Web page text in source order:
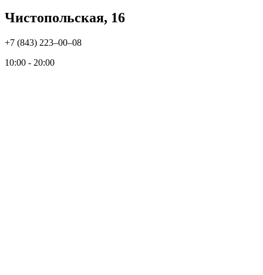
Чистопольская, 16
+7 (843) 223‒00‒08
10:00 - 20:00